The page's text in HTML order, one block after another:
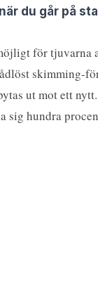
du går på
för tjuvarna
skimming-
ut mot ett
sig hundra